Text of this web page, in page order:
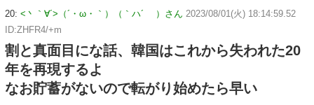
20: <丶｀∀´>（´・ω・｀）（｀ハ´ ）さん 2023/08/01(火) 18:14:59.52
ID:ZHFR4/+m
割と真面目にな話、韓国はこれから失われた20
年を再現するよ
なお貯蓄がないので転がり始めたら早い